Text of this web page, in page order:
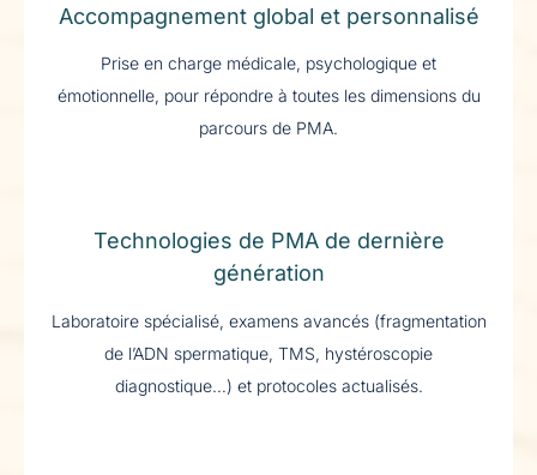
Accompagnement global et personnalisé
Prise en charge médicale, psychologique et
émotionnelle, pour répondre à toutes les dimensions du
parcours de PMA.
Technologies de PMA de dernière
génération
Laboratoire spécialisé, examens avancés (fragmentation
de l’ADN spermatique, TMS, hystéroscopie
diagnostique…) et protocoles actualisés.